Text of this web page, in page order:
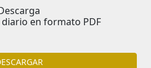
en formato PDF